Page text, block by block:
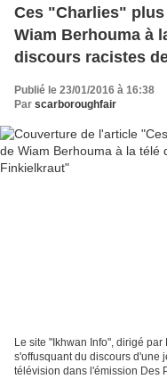
Ces "Charlies"
Wiam Berhouma à
discours racistes
Publié le 23/01/2016 à 16:38
Par scarboroughfair
Le site "Ikhwan Info", dirigé
s'offusquant du discours d'une
télévision dans l'émission Des